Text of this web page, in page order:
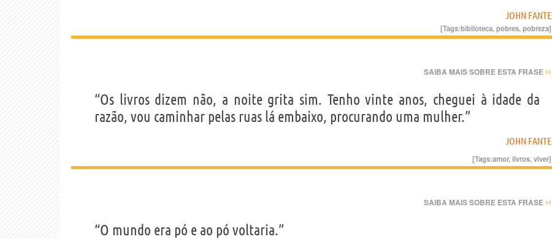
JOHN FANTE
[Tags:biblioteca,pobres,pobreza]
SAIBA MAIS SOBRE ESTA FRASE ››
“Os livros dizem não, a noite grita sim. Tenho vinte anos, cheguei à idade da
razão, vou caminhar pelas ruas lá embaixo, procurando uma mulher.”
JOHN FANTE
[Tags:amor,livros,viver]
SAIBA MAIS SOBRE ESTA FRASE ››
“O mundo era pó e ao pó voltaria.”